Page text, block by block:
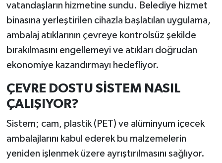
vatandaşların hizmetine sundu. Belediye hizmet
binasına yerleştirilen cihazla başlatılan uygulama,
ambalaj atıklarının çevreye kontrolsüz şekilde
bırakılmasını engellemeyi ve atıkları doğrudan
ekonomiye kazandırmayı hedefliyor.
ÇEVRE DOSTU SİSTEM NASIL
ÇALIŞIYOR?
Sistem; cam, plastik (PET) ve alüminyum içecek
ambalajlarını kabul ederek bu malzemelerin
yeniden işlenmek üzere ayrıştırılmasını sağlıyor.